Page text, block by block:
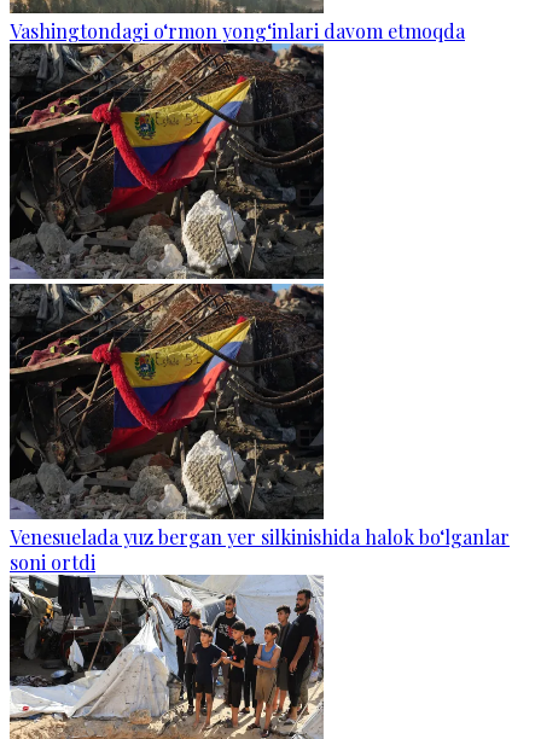
Vashingtondagi o‘rmon yong‘inlari davom etmoqda
Venesuelada yuz bergan yer silkinishida halok bo‘lganlar
soni ortdi